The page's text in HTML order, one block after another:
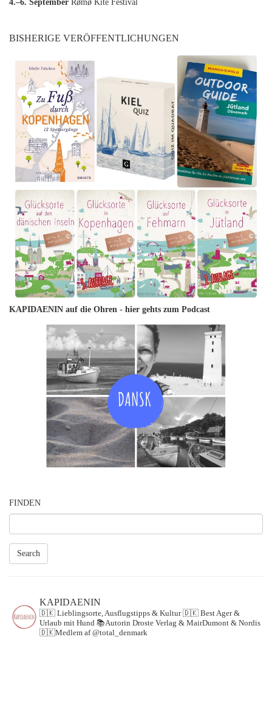
4.–6. September Rømø Kite Festival
BISHERIGE VERÖFFENTLICHUNGEN
KAPIDAENIN auf die Ohren - hier gehts zum Podcast
FINDEN
Search
KAPIDAENIN
🇩🇰 Lieblingsorte, Ausflugstipps & Kultur🇩🇰 Best Ager &
Urlaub mit Hund 📚Autorin Droste Verlag & MairDumont & Nordis
🇩🇰Medlem af @total_denmark